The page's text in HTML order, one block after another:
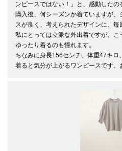
ンピースではない！」と、感動したの
購入後、何シーズンか着ていますが
スが良く、考えられたデザインに、毎
私にとっては立派な外出着ですが、
ゆったり着るのも憧れます。
ちなみに身長156センチ、体重47キロ